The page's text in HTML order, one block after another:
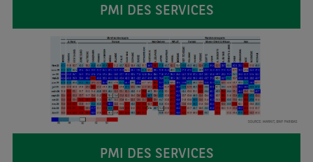
PMI DES SERVICES
PMI DES SERVICES